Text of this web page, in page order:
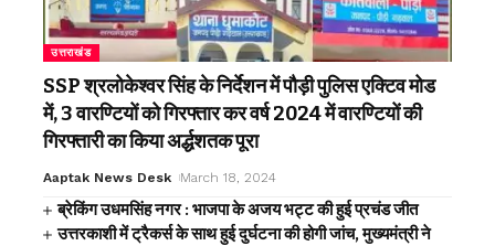
उत्तराखंड
SSP श्रलोकेश्वर सिंह के निर्देशन में पौड़ी पुलिस एक्टिव मोड
में, 3 वारण्टियों को गिरफ्तार कर वर्ष 2024 में वारण्टियों की
गिरफ्तारी का किया अर्द्धशतक पूरा
Aaptak News Desk March 18, 2024
ब्रेकिंग उधमसिंह नगर : भाजपा के अजय भट्ट की हुई प्रचंड जीत
उत्तरकाशी में ट्रैकर्स के साथ हुई दुर्घटना की होगी जांच, मुख्यमंत्री ने